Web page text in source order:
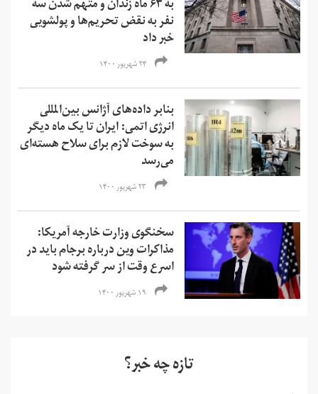
به ۶۳ ماه زندان و متهم شدن سه
نفر به نقض تحریم‌ها و‌ پولشویی
خبر داد
۲۴ شهریور ۱۴۰۰
بنابر داده‌های آژانس بین‌المللی
انرژی اتمی: ایران تا یک ماه دیگر
به سوخت لازم برای سلاح هسته‌ای
می‌رسد
۲۳ شهریور ۱۴۰۰
سخنگوی وزارت خارجه آمریکا:
مذاکرات وین درباره برجام باید در
اسرع وقت از سر گرفته شود
۱۹ شهریور ۱۴۰۰
تازه چه خبر؟